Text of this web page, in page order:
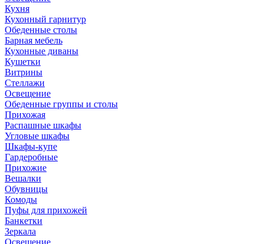
Кухня
Кухонный гарнитур
Обеденные столы
Барная мебель
Кухонные диваны
Кушетки
Витрины
Стеллажи
Освещение
Обеденные группы и столы
Прихожая
Распашные шкафы
Угловые шкафы
Шкафы-купе
Гардеробные
Прихожие
Вешалки
Обувницы
Комоды
Пуфы для прихожей
Банкетки
Зеркала
Освещение